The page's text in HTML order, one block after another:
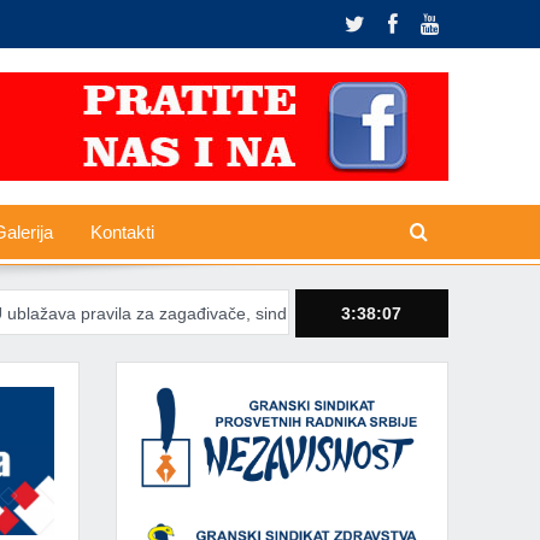
Kontakti
za zagađivače, sindikati poručuju da tranzicija ne sme gasiti radna
3:38:08